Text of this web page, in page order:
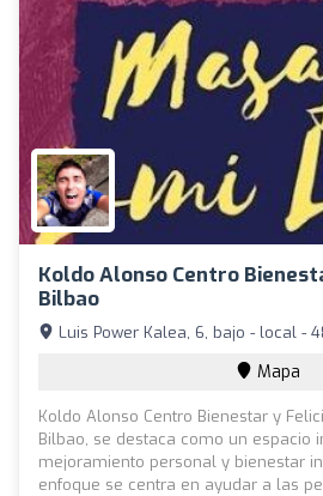
Koldo Alonso Centro
Bilbao
Luis Power Kalea, 6, bajo - local -
Mapa
Koldo Alonso Centro Bienestar y
Bilbao, se destaca como un espacio
mejoramiento personal y bienestar
enfoque se centra en ayudar a las